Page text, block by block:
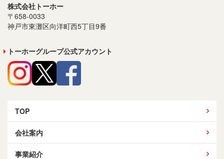
株式会社トーホー
〒658-0033
神戸市東灘区向洋町西5丁目9番
トーホーグループ公式アカウント
TOP
会社案内
事業紹介